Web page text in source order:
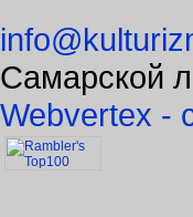
Самарской
Webvertex -